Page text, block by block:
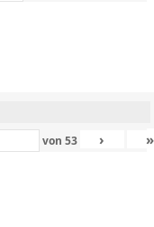
von 53 › »